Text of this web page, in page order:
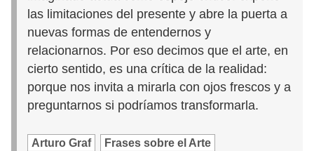
las limitaciones del presente y abre la puerta a
nuevas formas de entendernos y
relacionarnos. Por eso decimos que el arte, en
cierto sentido, es una crítica de la realidad:
porque nos invita a mirarla con ojos frescos y a
preguntarnos si podríamos transformarla.
Arturo Graf Frases sobre el Arte